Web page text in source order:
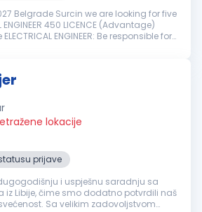
Belgrade Surcin we are looking for five
ENGINEER 450 LICENCE (Advantage)
ENGINEER: Be responsible for
lokacije
prijave
i uspješnu saradnju sa
iz Libije, čime smo dodatno potvrdili naš
Sa velikim zadovoljstvom